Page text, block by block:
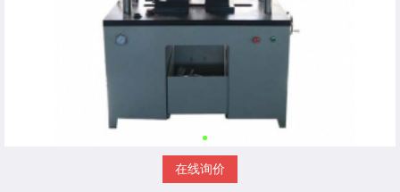
在线询价